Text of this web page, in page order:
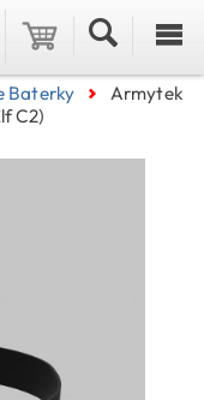
Baterky
Armytek
C2)